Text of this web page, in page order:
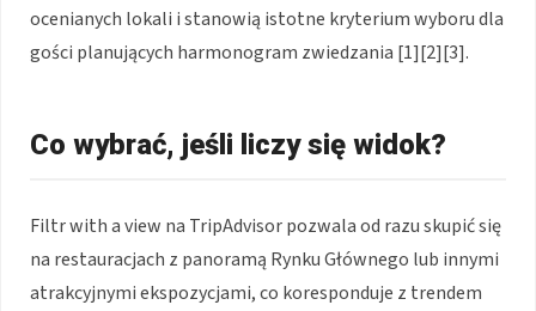
ocenianych lokali i stanowią istotne kryterium wyboru dla
gości planujących harmonogram zwiedzania [1][2][3].
Co wybrać, jeśli liczy się widok?
Filtr with a view na TripAdvisor pozwala od razu skupić się
na restauracjach z panoramą Rynku Głównego lub innymi
atrakcyjnymi ekspozycjami, co koresponduje z trendem